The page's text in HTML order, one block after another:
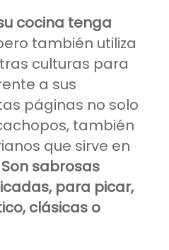
cocina tenga
también utiliza
culturas para
a sus
páginas no solo
también
que sirve en
Son sabrosas
para picar,
clásicas o